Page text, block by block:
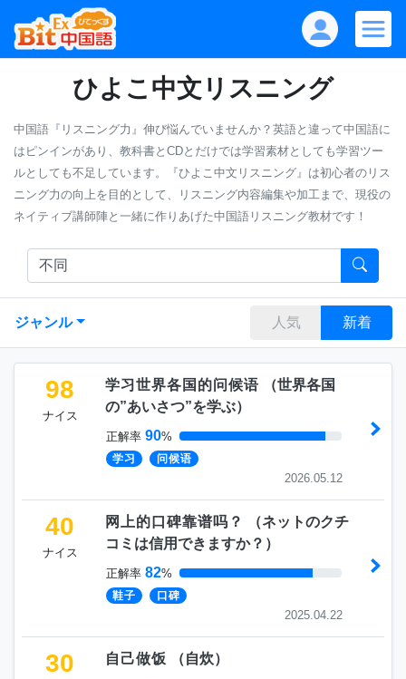
ひよこ中文リスニング
中国語『リスニング力』伸び悩んでいませんか？英語と違って中国語に
はピンインがあり、教科書とCDとだけでは学習素材としても学習ツー
ルとしても不足しています。『ひよこ中文リスニング』は初心者のリス
ニング力の向上を目的として、リスニング内容編集や加工まで、現役の
ネイティブ講師陣と一緒に作りあげた中国語リスニング教材です！
ジャンル 人気 新着
98
ナイス
学习世界各国的问候语 （世界各国
の”あいさつ”を学ぶ）
正解率 90%
学习 问候语
2026.05.12
40
ナイス
网上的口碑靠谱吗？ （ネットのクチ
コミは信用できますか？ ）
正解率 82%
鞋子 口碑
2025.04.22
30 自己做饭 （自炊）